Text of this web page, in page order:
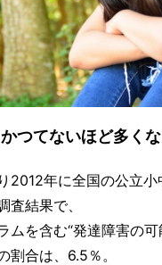
つてないほど多くな
2012年に全国の公立
査結果で、
ムを含む“発達障害の可
割合は、6.5％。